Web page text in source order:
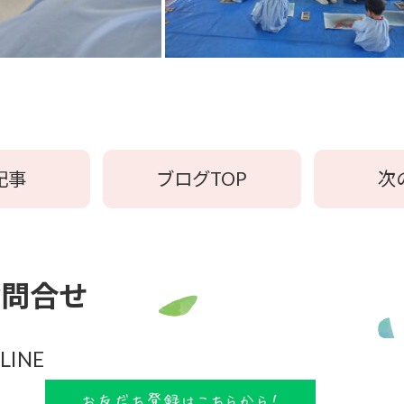
事 ブログTOP 次
合せ
LINE